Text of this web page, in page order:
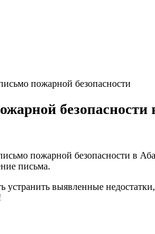
пожарной безопасности
безопасности
пожарной безопасности в
письма.
устранить выявленные